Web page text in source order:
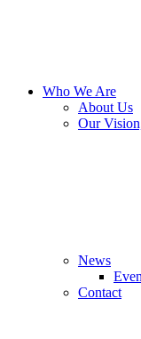
Who We Are
About Us
Our
News
Contact